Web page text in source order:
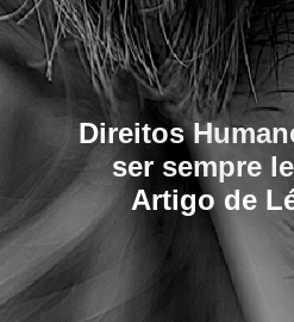
Direitos
ser sempre
Artigo de